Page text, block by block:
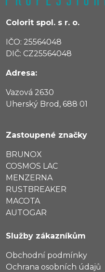
Colorit spol. s r. o.
IČO: 25564048
DIČ: CZ25564048
Adresa:
Vazová 2630
Uherský Brod, 688 01
Zastoupené značky
BRUNOX
COSMOS LAC
MENZERNA
RUSTBREAKER
MACOTA
AUTOGAR
Služby zákazníkům
Obchodní podmínky
Ochrana osobních údajů